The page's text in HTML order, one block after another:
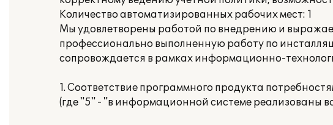
Количество автоматизированных рабочих мест: 1
Мы удовлетворены работой по внедрению и
профессионально выполненную работу по
сопровождается в рамках информационно-
1. Соответствие программного продукта
(где "5" - "в информационной системе реализованы